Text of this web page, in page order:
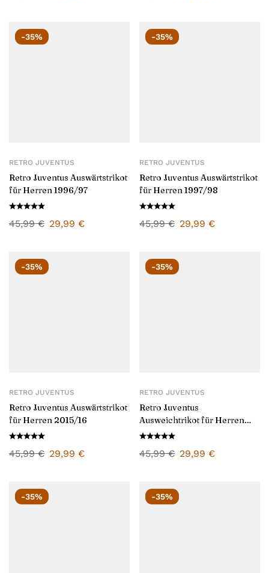
-35%
RETRO JUVENTUS
Retro Juventus Auswärtstrikot
für Herren 1996/97
45,99€ 29,99 €
-35%
RETRO JUVENTUS
Retro Juventus Auswärtstrikot
für Herren 1997/98
45,99€ 29,99 €
-35%
RETRO JUVENTUS
Retro Juventus Auswärtstrikot
für Herren 2015/16
45,99€ 29,99 €
-35%
RETRO JUVENTUS
Retro Juventus
Ausweichtrikot für Herren
1995/96
45,99€ 29,99 €
-35% -35%